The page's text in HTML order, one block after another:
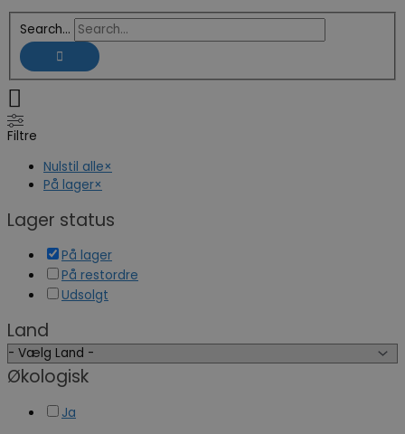
Search...
Filtre
Nulstil alle×
På lager×
Lager status
På lager
På restordre
Udsolgt
Land
Økologisk
Ja